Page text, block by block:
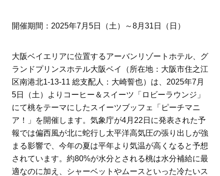
ス学」
タログ
開催期間：2025年7月5日（土）～8月31日（日）
大阪ベイエリアに位置するアーバンリゾートホテル、グ
ランドプリンスホテル大阪ベイ（所在地：大阪市住之江
区南港北1-13-11 総支配人：大崎誓也）は、2025年7月
5日（土）よりコーヒー＆スイーツ「ロビーラウンジ」
にて桃をテーマにしたスイーツブッフェ「ピーチマニ
ア！」を開催します。気象庁が4月22日に発表された予
報では偏西風が北に蛇行し太平洋高気圧の張り出しが強
まる影響で、今年の夏は平年より気温が高くなると予想
されています。約80%が水分とされる桃は水分補給に最
適なのに加え、シャーベットやムースといった冷たいス